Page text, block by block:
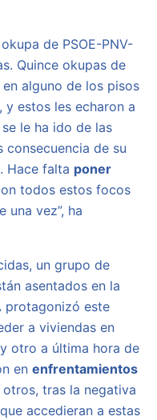
de PSOE-PNV-
Quince okupas de
alguno de los pisos
estos les echaron a
le ha ido de las
consecuencia de su
Hace falta poner
todos estos focos
una vez”, ha
un grupo de
asentados en la
protagonizó este
a viviendas en
otro a última hora de
en enfrentamientos
tras la negativa
accedieran a estas